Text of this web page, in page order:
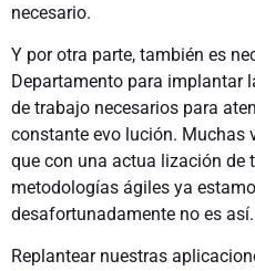
necesario.
Y por otra parte, también es
Departamento para implantar
de trabajo necesarios para
constante evo­ lución. Muchas
que con una actua­ lización de
metodologías ágiles ya
desafortunadamente no es así.
Replantear nuestras